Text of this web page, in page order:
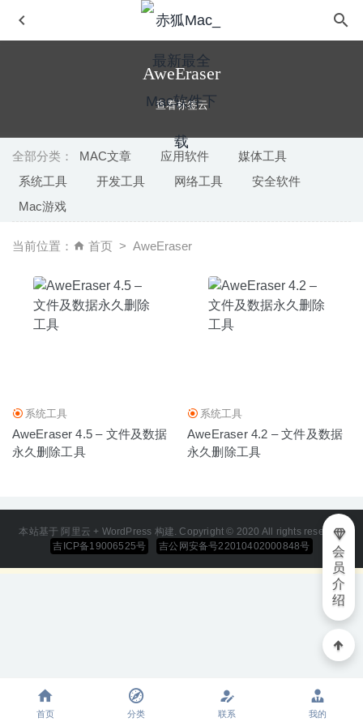
AweEraser
查看标签云
全部分类： MAC文章 应用软件
媒体工具
系统工具
开发工具 网络工具
安全软件
Mac游戏
当前位置： 首页 AweEraser
系统工具
AweEraser 4.5 – 文件及数据
永久删除工具
系统工具
AweEraser 4.2 – 文件及数据
永久删除工具
本站基于 阿里云 + WordPress 构建. Copyright © 2020 All rights reserved
吉ICP备19006525号
吉公网安备号22010402000848号
会
员
介
绍
2020-04-10
Downcast 2.9.52 – 直观易用的播客管理工具
载器和转换器 2025-01-16
Enolsoft PDF Compressor 4.1.0- 非常好用的PDF压缩工具
2025-10-30
首页 分类 联系 我的